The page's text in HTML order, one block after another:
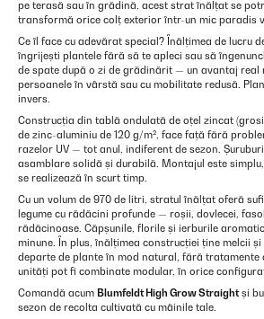
pe terasă sau în grădină, acest strat înălțat se
transformă orice colț exterior într-un mic paradis
Ce îl face cu adevărat special? Înălțimea de lucru
îngrijești plantele fără să te apleci sau să
de spate după o zi de grădinărit — un avantaj real
persoanele în vârstă sau cu mobilitate redusă.
invers.
Construcția din tablă ondulată de oțel zincat
de zinc-aluminiu de 120 g/m², face față fără
razelor UV — tot anul, indiferent de sezon.
asamblare solidă și durabilă. Montajul este
se realizează în scurt timp.
Cu un volum de 970 de litri, stratul înălțat oferă
legume cu rădăcini profunde — roșii, dovlecei,
rădăcinoase. Căpșunile, florile și ierburile
minune. În plus, înălțimea construcției ține melcii
departe de plante în mod natural, fără tratamente
unități pot fi combinate modular, în orice
Comandă acum Blumfeldt High Grow Straightși
sezon de recolta cultivată cu mâinile tale.